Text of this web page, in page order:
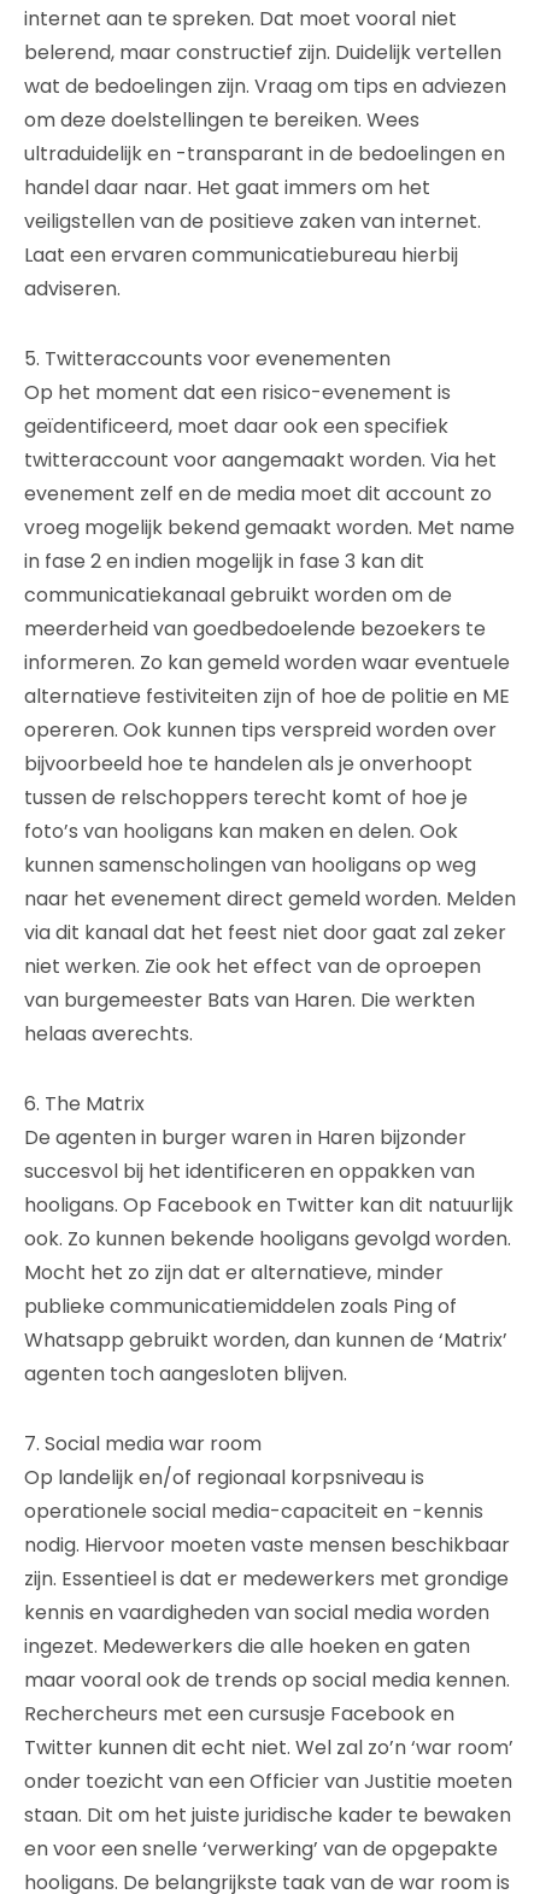
internet aan te spreken. Dat moet vooral niet
belerend, maar constructief zijn. Duidelijk vertellen
wat de bedoelingen zijn. Vraag om tips en adviezen
om deze doelstellingen te bereiken. Wees
ultraduidelijk en -transparant in de bedoelingen en
handel daar naar. Het gaat immers om het
veiligstellen van de positieve zaken van internet.
Laat een ervaren communicatiebureau hierbij
adviseren.
5. Twitteraccounts voor evenementen
Op het moment dat een risico-evenement is
geïdentificeerd, moet daar ook een specifiek
twitteraccount voor aangemaakt worden. Via het
evenement zelf en de media moet dit account zo
vroeg mogelijk bekend gemaakt worden. Met name
in fase 2 en indien mogelijk in fase 3 kan dit
communicatiekanaal gebruikt worden om de
meerderheid van goedbedoelende bezoekers te
informeren. Zo kan gemeld worden waar eventuele
alternatieve festiviteiten zijn of hoe de politie en ME
opereren. Ook kunnen tips verspreid worden over
bijvoorbeeld hoe te handelen als je onverhoopt
tussen de relschoppers terecht komt of hoe je
foto’s van hooligans kan maken en delen. Ook
kunnen samenscholingen van hooligans op weg
naar het evenement direct gemeld worden. Melden
via dit kanaal dat het feest niet door gaat zal zeker
niet werken. Zie ook het effect van de oproepen
van burgemeester Bats van Haren. Die werkten
helaas averechts.
6. The Matrix
De agenten in burger waren in Haren bijzonder
succesvol bij het identificeren en oppakken van
hooligans. Op Facebook en Twitter kan dit natuurlijk
ook. Zo kunnen bekende hooligans gevolgd worden.
Mocht het zo zijn dat er alternatieve, minder
publieke communicatiemiddelen zoals Ping of
Whatsapp gebruikt worden, dan kunnen de ‘Matrix’
agenten toch aangesloten blijven.
7. Social media war room
Op landelijk en/of regionaal korpsniveau is
operationele social media-capaciteit en -kennis
nodig. Hiervoor moeten vaste mensen beschikbaar
zijn. Essentieel is dat er medewerkers met grondige
kennis en vaardigheden van social media worden
ingezet. Medewerkers die alle hoeken en gaten
maar vooral ook de trends op social media kennen.
Rechercheurs met een cursusje Facebook en
Twitter kunnen dit echt niet. Wel zal zo’n ‘war room’
onder toezicht van een Officier van Justitie moeten
staan. Dit om het juiste juridische kader te bewaken
en voor een snelle ‘verwerking’ van de opgepakte
hooligans. De belangrijkste taak van de war room is